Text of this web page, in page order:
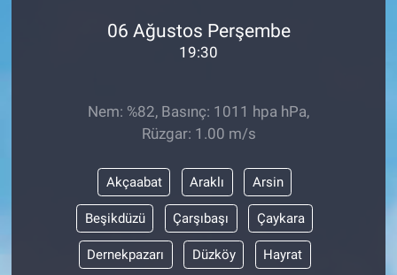
06 Ağustos Perşembe
19:30
Nem: %82, Basınç: 1011 hpa hPa,
Rüzgar: 1.00 m/s
Akçaabat Araklı Arsin
Beşikdüzü Çarşıbaşı Çaykara
Dernekpazarı Düzköy Hayrat